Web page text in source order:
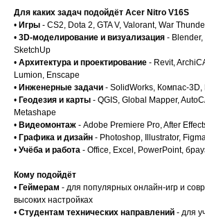
Для каких задач подойдёт Acer Nitro V16S
• Игры - CS2, Dota 2, GTA V, Valorant, War
• 3D-моделирование и визуализация -
SketchUp
• Архитектура и проектирование - Revit,
Lumion, Enscape
• Инженерные задачи - SolidWorks, Компас-
• Геодезия и карты - QGIS, Global Mapper,
Metashape
• Видеомонтаж - Adobe Premiere Pro, After
• Графика и дизайн - Photoshop, Illustrator,
• Учёба и работа - Office, Excel, PowerPoint,
Кому подойдёт
• Геймерам - для популярных онлайн-игр и
высоких настройках
• Студентам технических направлений - для